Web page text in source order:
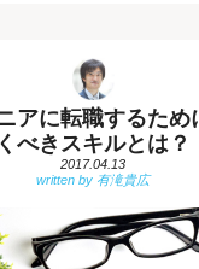
アに転職するため
くべきスキルとは？
2017.04.13